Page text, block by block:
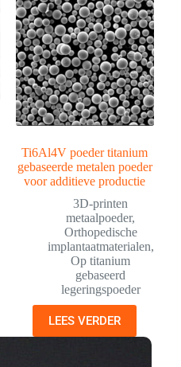
Ti6Al4V poeder titanium
gebaseerde metalen poeder
voor additieve productie
3D-printen
metaalpoeder,
Orthopedische
implantaatmaterialen,
Op titanium
gebaseerd
legeringspoeder
LEES VERDER